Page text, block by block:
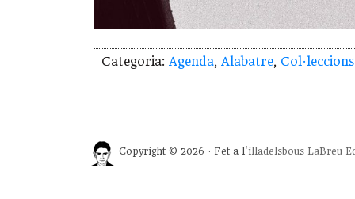
Categoria: Agenda, Alabatre, Col·leccions
Copyright © 2026 · Fet a l'illadelsbous LaBreu